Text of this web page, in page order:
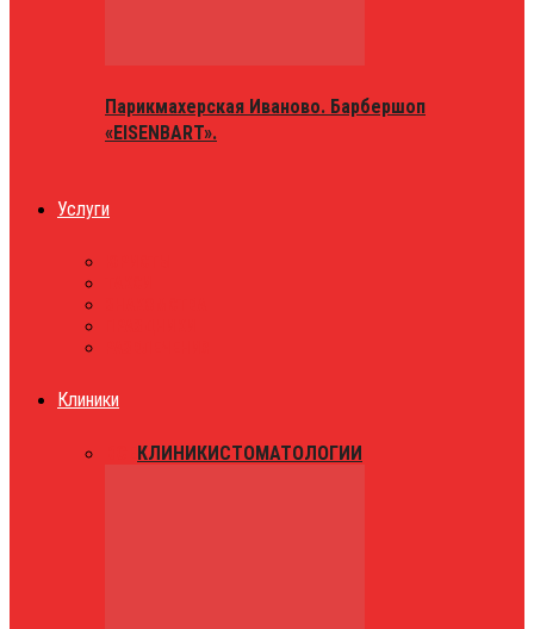
Парикмахерская Иваново. Барбершоп
«EISENBART».
Услуги
Клиники
КЛИНИКИСТОМАТОЛОГИИ